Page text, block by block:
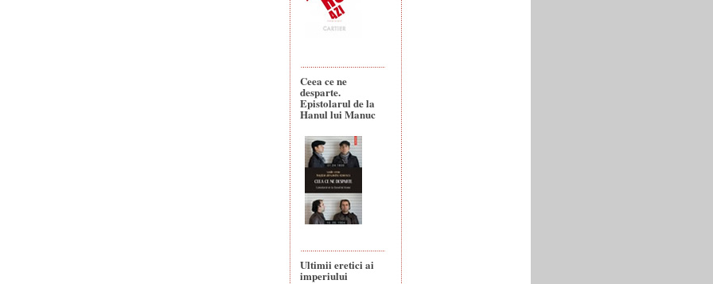
Ceea ce ne
desparte.
Epistolarul de la
Hanul lui Manuc
Ultimii eretici ai
imperiului